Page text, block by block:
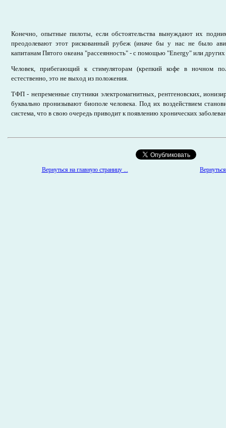
Конечно, опытные пилоты, если обстоятельства вынуждают их
преодолевают этот рискованный рубеж (иначе бы у нас не было
капитанам Пятого океана "рассеянность" - с помощью "Еnergy" или других
Человек, прибегающий к стимуляторам (крепкий кофе в ночном
естественно, это не выход из положения.
ТФП - непременные спутники электромагнитных, рентгеновских,
буквально пронизывают биополе человека. Под их воздействием
система, что в свою очередь приводит к появлению хронических
Вернуться на главную страницу ...